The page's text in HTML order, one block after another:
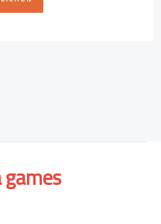
games